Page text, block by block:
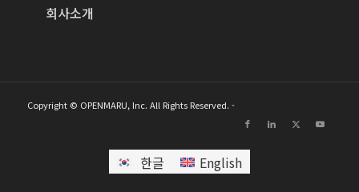
회사소개
Copyright © OPENMARU, Inc. All Rights Reserved. -
한글 English